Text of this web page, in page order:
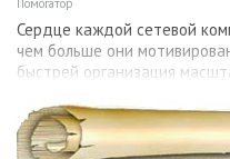
Помогатор
Сердце каждой сетевой
чем больше они
быстрей организация